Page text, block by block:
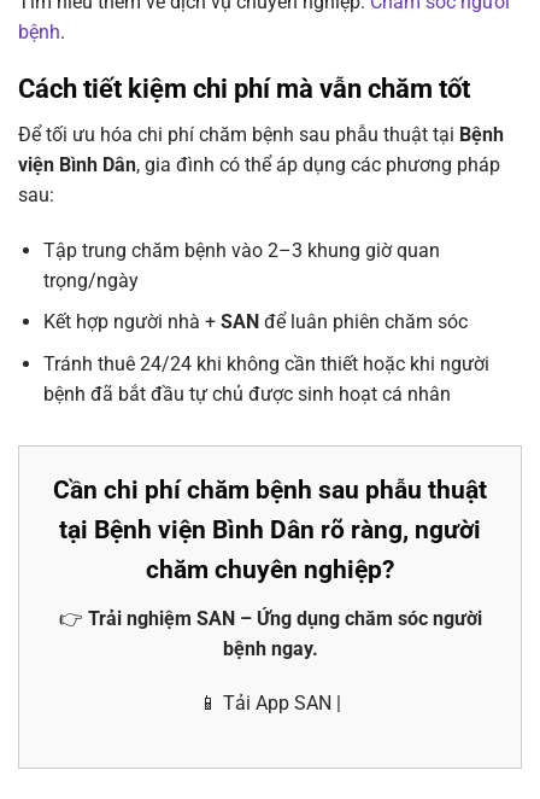
bệnh.
Cách tiết kiệm chi phí mà vẫn chăm tốt
Để tối ưu hóa chi phí chăm bệnh sau phẫu thuật tại Bệnh
viện Bình Dân, gia đình có thể áp dụng các phương pháp
sau:
Tập trung chăm bệnh vào 2–3 khung giờ quan
trọng/ngày
Kết hợp người nhà + SAN để luân phiên chăm sóc
Tránh thuê 24/24 khi không cần thiết hoặc khi người
bệnh đã bắt đầu tự chủ được sinh hoạt cá nhân
Cần chi phí chăm bệnh sau phẫu thuật
tại Bệnh viện Bình Dân rõ ràng, người
chăm chuyên nghiệp?
👉 Trải nghiệm SAN – Ứng dụng chăm sóc người
bệnh ngay.
📱 Tải App SAN |